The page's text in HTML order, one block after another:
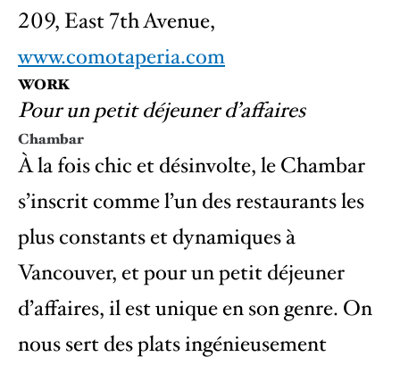
209, East 7th Avenue,
www.comotaperia.com
WORK
Pour un petit déjeuner d’affaires
Chambar
À la fois chic et désinvolte, le Chambar
s’inscrit comme l’un des restaurants les
plus constants et dynamiques à
Vancouver, et pour un petit déjeuner
d’affaires, il est unique en son genre. On
nous sert des plats ingénieusement